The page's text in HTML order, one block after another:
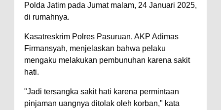
Polda Jatim pada Jumat malam, 24 Januari 2025,
di rumahnya.
Kasatreskrim Polres Pasuruan, AKP Adimas
Firmansyah, menjelaskan bahwa pelaku
mengaku melakukan pembunuhan karena sakit
hati.
"Jadi tersangka sakit hati karena permintaan
pinjaman uangnya ditolak oleh korban," kata